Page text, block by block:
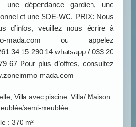
une dépendance gardien, une
et une SDE-WC. PRIX: Nous
d’infos, veuillez nous écrire à
mada.com ou appelez
34 15 290 14 whatsapp / 033 20
67 Pour plus d’offres, consultez
mada.com
Villa avec piscine, Villa/ Maison
semi-meublée
: 370 m²